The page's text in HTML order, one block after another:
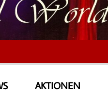
AKTIONEN